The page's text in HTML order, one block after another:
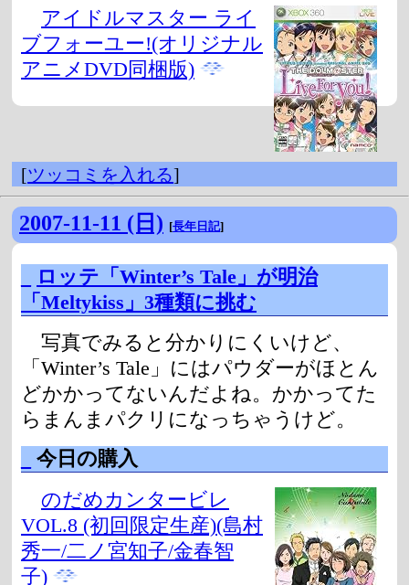
アイドルマスター ライ
ブフォーユー!(オリジナル
アニメDVD同梱版)
[ツッコミを入れる]
2007-11-11 (日) [長年日記]
ロッテ「Winter’s Tale」が明治
「Meltykiss」3種類に挑む
写真でみると分かりにくいけど、
「Winter’s Tale」にはパウダーがほとん
どかかってないんだよね。かかってた
らまんまパクリになっちゃうけど。
今日の購入
のだめカンタービレ
VOL.8 (初回限定生産)(島村
秀一/二ノ宮知子/金春智
子)